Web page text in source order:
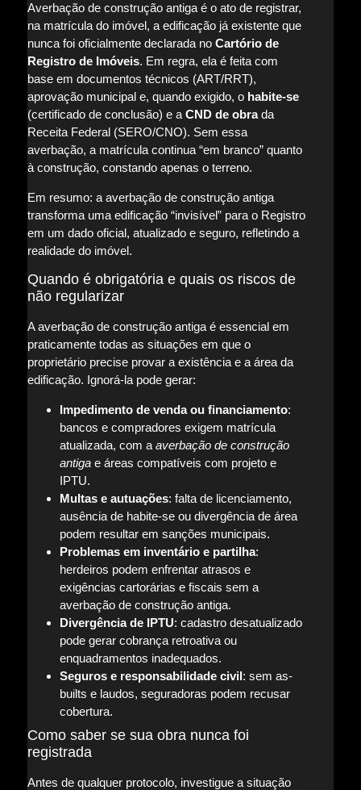
Averbação de construção antiga é o ato de registrar,
na matrícula do imóvel, a edificação já existente que
nunca foi oficialmente declarada no Cartório de
Registro de Imóveis. Em regra, ela é feita com
base em documentos técnicos (ART/RRT),
aprovação municipal e, quando exigido, o habite-se
(certificado de conclusão) e aCND de obrada
Receita Federal (SERO/CNO). Sem essa
averbação, a matrícula continua “em branco” quanto
à construção, constando apenas o terreno.
Em resumo: a averbação de construção antiga
transforma uma edificação “invisível” para o Registro
em um dado oficial, atualizado e seguro, refletindo a
realidade do imóvel.
Quando é obrigatória e quais os riscos de
não regularizar
A averbação de construção antiga é essencial em
praticamente todas as situações em que o
proprietário precise provar a existência e a área da
edificação. Ignorá-la pode gerar:
Impedimento de venda ou financiamento:
bancos e compradores exigem matrícula
atualizada, com a averbação de construção
antigae áreas compatíveis com projeto e
IPTU.
Multas e autuações: falta de licenciamento,
ausência de habite-se ou divergência de área
podem resultar em sanções municipais.
Problemas em inventário e partilha:
herdeiros podem enfrentar atrasos e
exigências cartorárias e fiscais sem a
averbação de construção antiga.
Divergência de IPTU: cadastro desatualizado
pode gerar cobrança retroativa ou
enquadramentos inadequados.
Seguros e responsabilidade civil: sem as-
builts e laudos, seguradoras podem recusar
cobertura.
Como saber se sua obra nunca foi
registrada
Antes de qualquer protocolo, investigue a situação